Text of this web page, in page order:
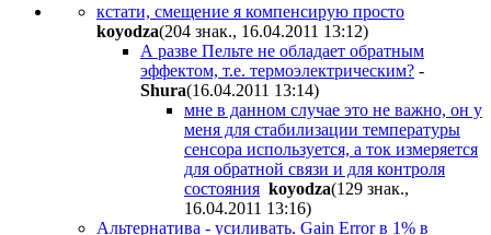
кстати, смещение я компенсирую просто
koyodza(204 знак., 16.04.2011 13:12)
А разве Пельте не обладает обратным
эффектом, т.е. термоэлектрическим? -
Shura(16.04.2011 13:14)
мне в данном случае это не важно, он у
меня для стабилизации температуры
сенсора используется, а ток измеряется
для обратной связи и для контроля
состояния koyodza(129 знак.,
16.04.2011 13:16)
Альтернатива - усиливать. Gain Error в 1% в